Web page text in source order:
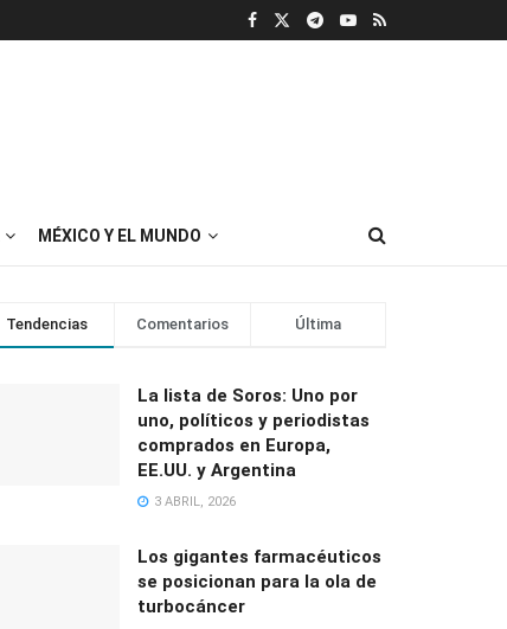
MÉXICO Y EL MUNDO
Tendencias Comentarios Última
La lista de Soros: Uno por
uno, políticos y periodistas
comprados en Europa,
EE.UU. y Argentina
3 ABRIL, 2026
Los gigantes farmacéuticos
se posicionan para la ola de
turbocáncer